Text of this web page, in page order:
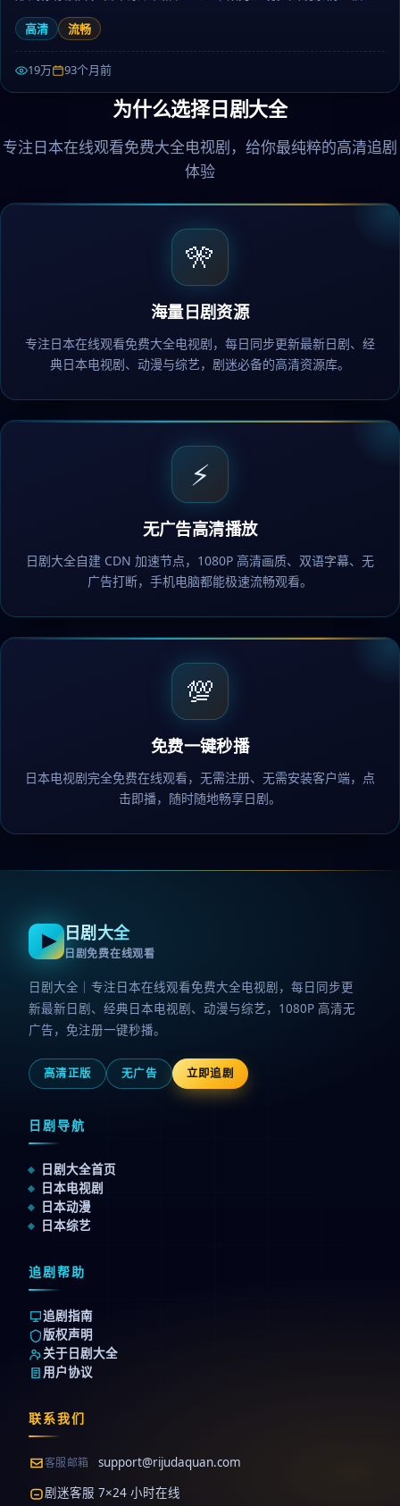
与救赎层层推进，作为犯罪题材，剧情兼具张力与人文厚度。日剧
大全提供高清完整版日本电视剧免费在线观看。
高清 流畅
19万 93个月前
为什么选择日剧大全
专注日本在线观看免费大全电视剧，给你最纯粹的高清追剧
体验
🎌
海量日剧资源
专注日本在线观看免费大全电视剧，每日同步更新最新日剧、经
典日本电视剧、动漫与综艺，剧迷必备的高清资源库。
⚡
无广告高清播放
日剧大全自建 CDN 加速节点，1080P 高清画质、双语字幕、无
广告打断，手机电脑都能极速流畅观看。
💯
免费一键秒播
日本电视剧完全免费在线观看，无需注册、无需安装客户端，点
击即播，随时随地畅享日剧。
日剧大全
日剧免费在线观看
日剧大全｜专注日本在线观看免费大全电视剧，每日同步更
新最新日剧、经典日本电视剧、动漫与综艺，1080P 高清无
广告，免注册一键秒播。
高清正版 无广告 立即追剧
日剧导航
日剧大全首页
日本电视剧
日本动漫
日本综艺
追剧帮助
追剧指南
版权声明
关于日剧大全
用户协议
联系我们
客服邮箱
support@rijudaquan.com
剧迷客服 7×24 小时在线